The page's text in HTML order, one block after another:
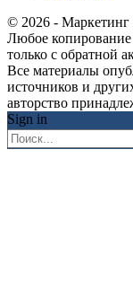
© 2026 -
Любое копирование
только с обратной
Все материалы
источников и
авторство
Sign in